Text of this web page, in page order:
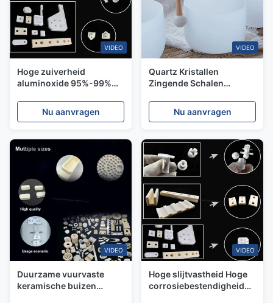
VIDEO
Hoge zuiverheid
aluminoxide 95%-99%
maximale
werktemperatuur 1800°C
eigenschappen
Nu aanvragen
VIDEO
Quartz Kristallen
Zingende Schalen
Geluidsgenezing Quartz
Kristal 432HZ Set
Nu aanvragen
VIDEO
Duurzame vuurvaste
keramische buizen
VIDEO
Hoge slijtvastheid Hoge
corrosiebestendigheid